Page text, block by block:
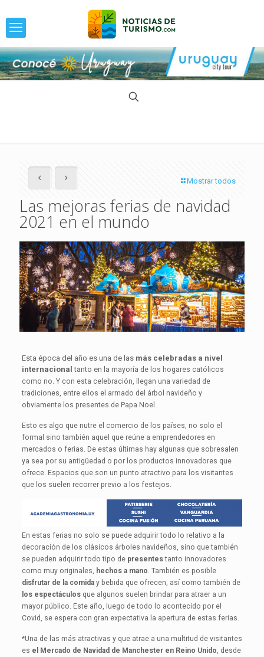
Mostrar todos
Las mejoras ferias de navidad
2021 en el mundo
Esta época del año es una de las más celebradas a nivel
internacional tanto en la mayoría de los hogares católicos
como no. Y con esta celebración, llegan una variedad de
tradiciones, entre ellos el armado del árbol navideño y
obviamente los presentes de Papa Noel.
Esto es algo que nutre el comercio de los países, no solo el
formal sino también aquel que reúne a emprendedores en
mercados o ferias. De estas últimas hay algunas que sobresalen
ya sea por su antigüedad o por los productos innovadores que
ofrece. Espacios que son un punto atractivo para los visitantes
que los suelen recorrer previo a los festejos.
En estas ferias no solo se puede adquirir todo lo relativo a la
decoración de los clásicos árboles navideños, sino que también
se pueden adquirir todo tipo de presentestanto innovadores
como muy originales, hechos a mano. También es posible
disfrutar de la comiday bebida que ofrecen, así como también de
los espectáculosque algunos suelen brindar para atraer a un
mayor público. Este año, luego de todo lo acontecido por el
Covid, se espera con gran expectativa la apertura de estas ferias.
*Una de las más atractivas y que atrae a una multitud de visitantes
es el Mercado de Navidad de Manchester en Reino Unido, desde